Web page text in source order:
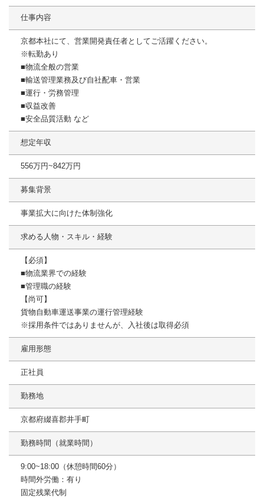
仕事内容
京都本社にて、営業開発責任者としてご活躍ください。
※転勤あり
■物流全般の営業
■輸送管理業務及び自社配車・営業
■運行・労務管理
■収益改善
■安全品質活動 など
想定年収
556万円~842万円
募集背景
事業拡大に向けた体制強化
求める人物・スキル・経験
【必須】
■物流業界での経験
■管理職の経験
【尚可】
貨物自動車運送事業の運行管理経験
※採用条件ではありませんが、入社後は取得必須
雇用形態
正社員
勤務地
京都府綴喜郡井手町
勤務時間（就業時間）
9:00~18:00（休憩時間60分）
時間外労働：有り
固定残業代制